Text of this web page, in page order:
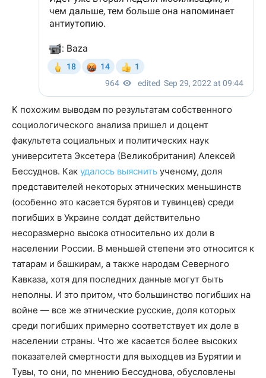
К похожим выводам по результатам собственного
социологического анализа пришел и доцент
факультета социальных и политических наук
университета Эксетера (Великобритания) Алексей
Бессуднов. Как удалось выяснить ученому, доля
представителей некоторых этнических меньшинств
(особенно это касается бурятов и тувинцев) среди
погибших в Украине солдат действительно
несоразмерно высока относительно их доли в
населении России. В меньшей степени это относится к
татарам и башкирам, а также народам Северного
Кавказа, хотя для последних данные могут быть
неполны. И это притом, что большинство погибших на
войне — все же этнические русские, доля которых
среди погибших примерно соответствует их доле в
населении страны. Что же касается более высоких
показателей смертности для выходцев из Бурятии и
Тувы, то они, по мнению Бессуднова, обусловлены